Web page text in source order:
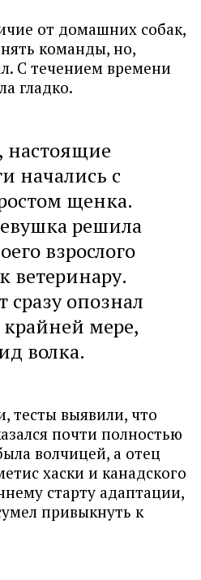
от домашних собак,
команды, но,
С течением времени
гладко.
настоящие
начались с
щенка.
решила
взрослого
ветеринару.
сразу опознал
крайней мере,
волка.
тесты выявили, что
почти полностью
волчицей, а отец
хаски и канадского
старту адаптации,
привыкнуть к